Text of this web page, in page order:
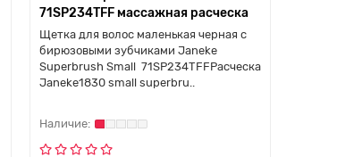
71SP234TFF массажная расческа
Щетка для волос маленькая черная с
бирюзовыми зубчиками Janeke
Superbrush Small 71SP234TFFРасческа
Janeke1830 small superbru..